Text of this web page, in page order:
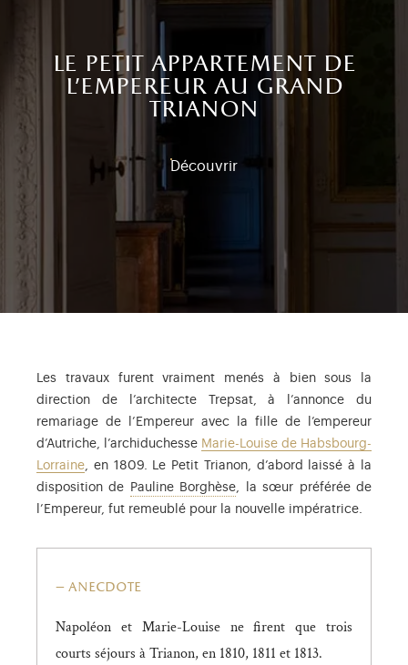
le petit appartement de
l'empereur au grand
trianon
Découvrir
Les travaux furent vraiment menés à bien sous la
direction de l’architecte Trepsat, à l’annonce du
remariage de l’Empereur avec la fille de l’empereur
d’Autriche, l’archiduchesse Marie-Louise de Habsbourg-
Lorraine, en 1809. Le Petit Trianon, d’abord laissé à la
disposition de
Pauline BorghèsePauline Bonaparte (1780-
, la sœur préférée de
l’Empereur, fut remeublé pour la nouvelle impératrice.
anecdote
Napoléon et Marie-Louise ne firent que trois
courts séjours à Trianon, en 1810, 1811 et 1813.